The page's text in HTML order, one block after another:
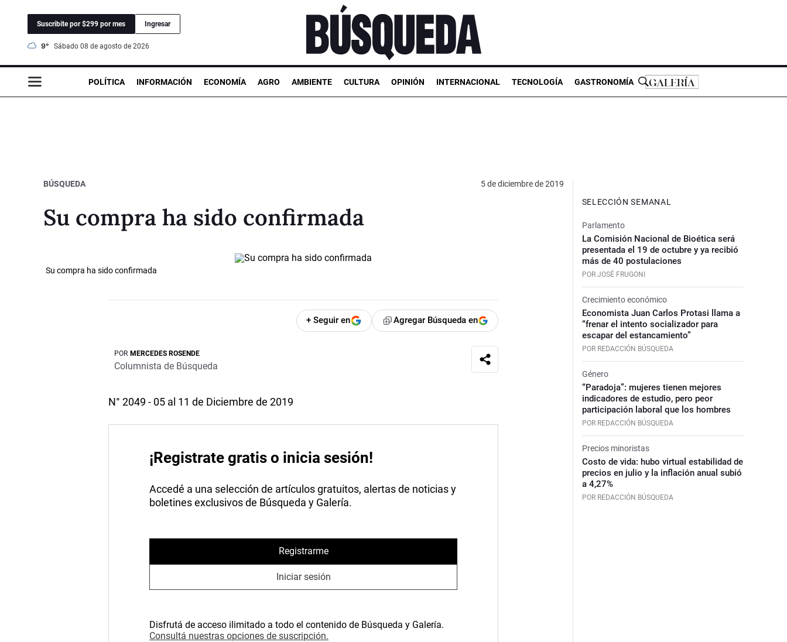
Suscribite por $299 por mes Ingresar
9° sábado 08 de agosto de 2026
POLÍTICA INFORMACIÓN ECONOMÍA AGRO AMBIENTE CULTURA OPINIÓN INTERNACIONAL TECNOLOGÍA GASTRONOMÍA
BÚSQUEDA 5 de diciembre de 2019
Su compra ha sido confirmada
Su compra ha sido confirmada
+ Seguir en Agregar Búsqueda en
POR MERCEDES ROSENDE
Columnista de Búsqueda
N° 2049 - 05 al 11 de Diciembre de 2019
¡Registrate gratis o inicia sesión!
Accedé a una selección de artículos gratuitos, alertas de noticias y
boletines exclusivos de Búsqueda y Galería.
Registrarme
Iniciar sesión
Disfrutá de acceso ilimitado a todo el contenido de Búsqueda y Galería.
Consultá nuestras opciones de suscripción.
SELECCIÓN SEMANAL
Parlamento
La Comisión Nacional de Bioética será
presentada el 19 de octubre y ya recibió
más de 40 postulaciones
POR JOSÉ FRUGONI
Crecimiento económico
Economista Juan Carlos Protasi llama a
“frenar el intento socializador para
escapar del estancamiento”
POR REDACCIÓN BÚSQUEDA
Género
“Paradoja”: mujeres tienen mejores
indicadores de estudio, pero peor
participación laboral que los hombres
POR REDACCIÓN BÚSQUEDA
Precios minoristas
Costo de vida: hubo virtual estabilidad de
precios en julio y la inflación anual subió
a 4,27%
POR REDACCIÓN BÚSQUEDA